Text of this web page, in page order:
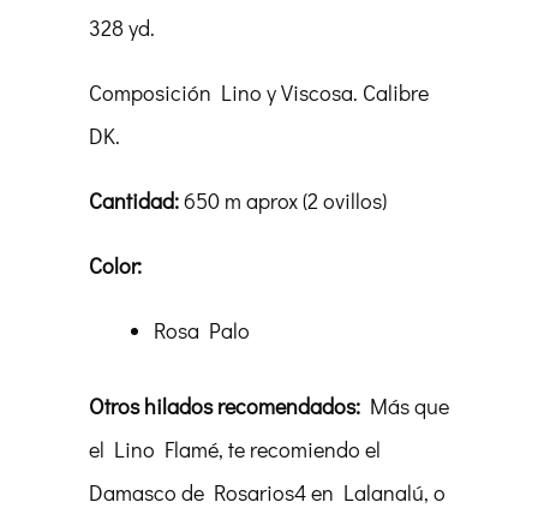
328 yd.
Composición Lino y Viscosa. Calibre
DK.
Cantidad:650 m aprox (2 ovillos)
Color:
Rosa Palo
Otros hilados recomendados: Más que
el Lino Flamé, te recomiendo el
Damasco de Rosarios4 en Lalanalú, o